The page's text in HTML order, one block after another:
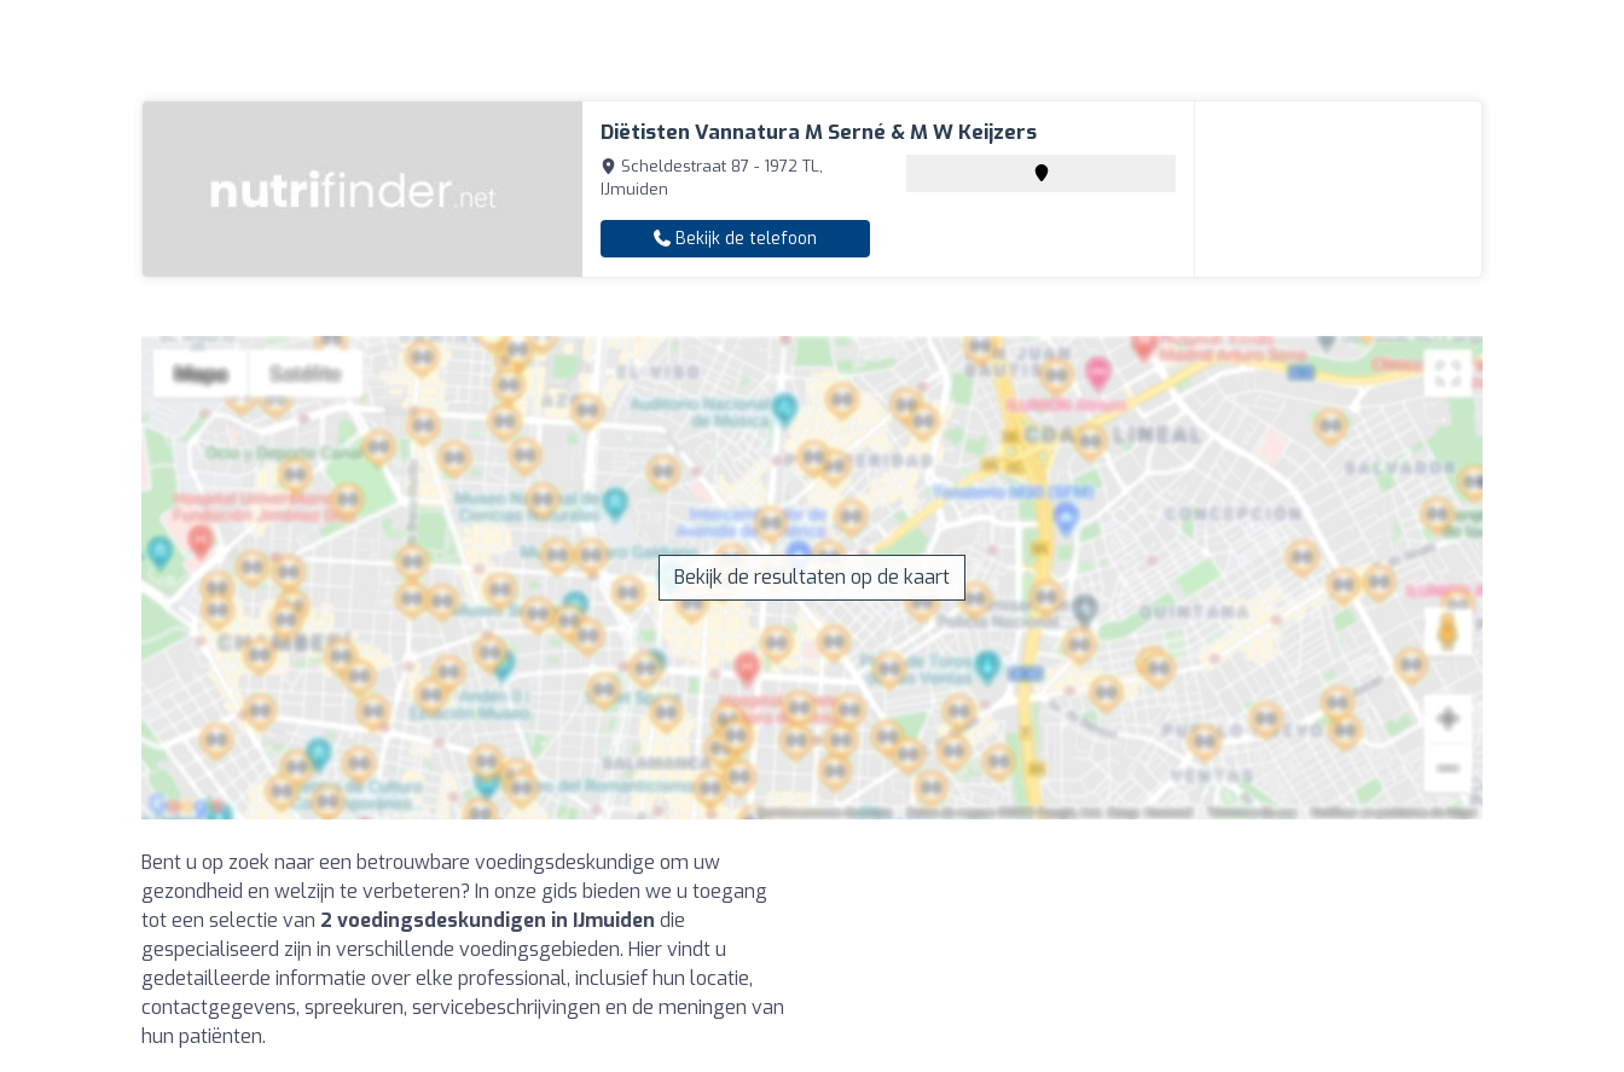
Diëtisten Vannatura M Serné & M W Keijzers
Scheldestraat 87 - 1972 TL,
IJmuiden
Bekijk de telefoon
Bekijk de resultaten op de kaart
Bent u op zoek naar een betrouwbare voedingsdeskundige om uw
gezondheid en welzijn te verbeteren? In onze gids bieden we u toegang
tot een selectie van 2 voedingsdeskundigen in IJmuiden die
gespecialiseerd zijn in verschillende voedingsgebieden. Hier vindt u
gedetailleerde informatie over elke professional, inclusief hun locatie,
contactgegevens, spreekuren, servicebeschrijvingen en de meningen van
hun patiënten.